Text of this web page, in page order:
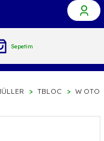
Sepetim
TBLOC W